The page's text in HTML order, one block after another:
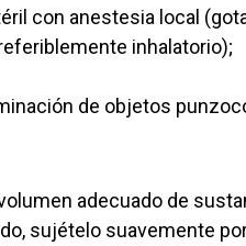
con anestesia local
inhalatorio);
de objetos
adecuado de
sujételo suavemente